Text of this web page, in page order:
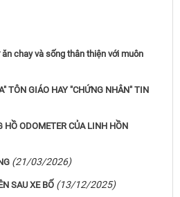
chay và sống thân thiện với muôn
TÔN GIÁO HAY "CHỨNG NHÂN" TIN
HỒ ODOMETER CỦA LINH HỒN
(21/03/2026)
SAU XE BỐ (13/12/2025)